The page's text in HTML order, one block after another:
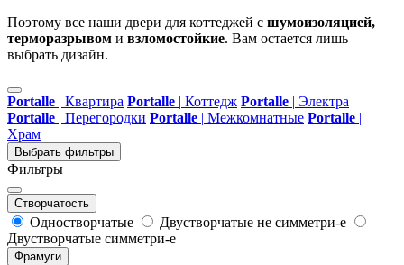
Поэтому все наши двери для коттеджей с шумоизоляцией,
терморазрывом и взломостойкие. Вам остается лишь
выбрать дизайн.
Portalle | Квартира Portalle | Коттедж Portalle | Электра
Portalle | Перегородки Portalle | Межкомнатные Portalle |
Храм
Выбрать фильтры
Фильтры
Створчатость
Одностворчатые
Двустворчатые не симметри-е
Двустворчатые симметри-е
Фрамуги